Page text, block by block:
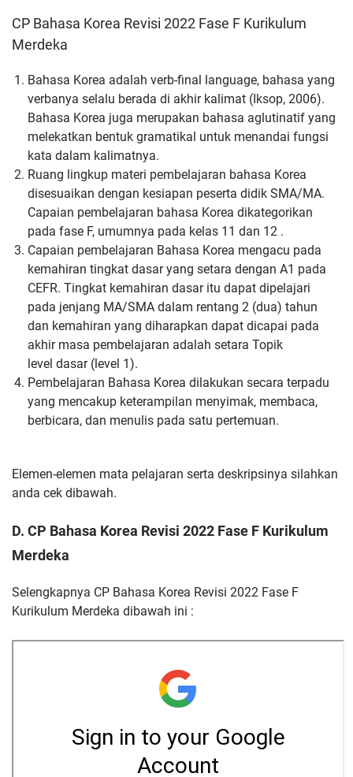
CP Bahasa Korea Revisi 2022 Fase F Kurikulum
Merdeka
Bahasa Korea adalah verb-final language, bahasa yang
verbanya selalu berada di akhir kalimat (Iksop, 2006).
Bahasa Korea juga merupakan bahasa aglutinatif yang
melekatkan bentuk gramatikal untuk menandai fungsi
kata dalam kalimatnya.
Ruang lingkup materi pembelajaran bahasa Korea
disesuaikan dengan kesiapan peserta didik SMA/MA.
Capaian pembelajaran bahasa Korea dikategorikan
pada fase F, umumnya pada kelas 11 dan 12 .
Capaian pembelajaran Bahasa Korea mengacu pada
kemahiran tingkat dasar yang setara dengan A1 pada
CEFR. Tingkat kemahiran dasar itu dapat dipelajari
pada jenjang MA/SMA dalam rentang 2 (dua) tahun
dan kemahiran yang diharapkan dapat dicapai pada
akhir masa pembelajaran adalah setara Topik
level dasar (level 1).
Pembelajaran Bahasa Korea dilakukan secara terpadu
yang mencakup keterampilan menyimak, membaca,
berbicara, dan menulis pada satu pertemuan.
Elemen-elemen mata pelajaran serta deskripsinya silahkan
anda cek dibawah.
D. CP Bahasa Korea Revisi 2022 Fase F Kurikulum
Merdeka
Selengkapnya CP Bahasa Korea Revisi 2022 Fase F
Kurikulum Merdeka dibawah ini :